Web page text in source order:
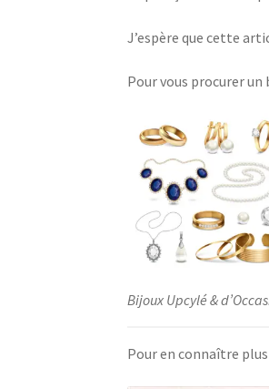
J’espère que cette
Pour vous procurer
Bijoux Upcylé &
Pour en connaître